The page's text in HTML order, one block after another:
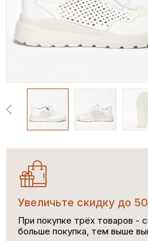
Увеличьте скидку до
При покупке трёх товаров -
больше покупка, тем выше